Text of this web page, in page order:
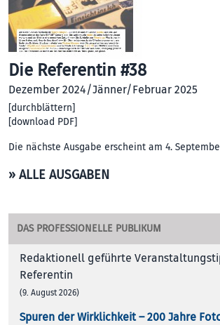
Die Referentin #38
Dezember 2024/Jänner/Februar 2025
[durchblättern]
[download PDF]
Die nächste Ausgabe erscheint am 4.
» ALLE AUSGABEN
DAS PROFESSIONELLE PUBLIKUM
Redaktionell geführte
Referentin
(9. August 2026)
Spuren der Wirklichkeit – 200 Jah­re